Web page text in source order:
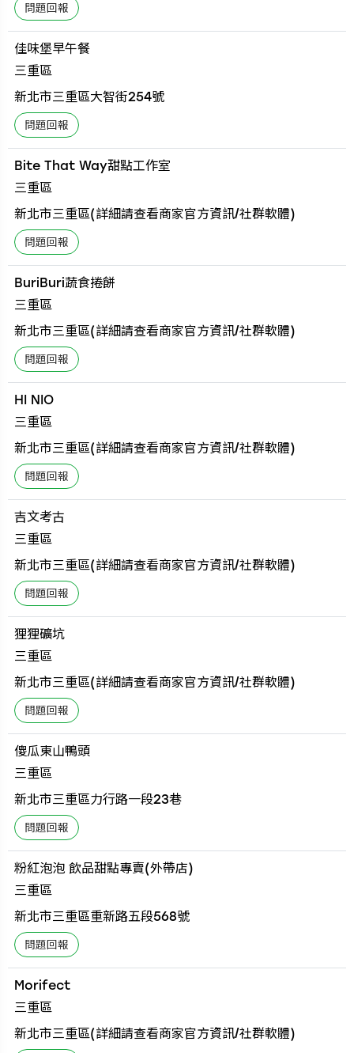
佳味堡早午餐
三重區
新北市三重區大智街254號
Bite That Way甜點工作室
三重區
新北市三重區(詳細請查看商家官方資訊/社群軟體)
BuriBuri蔬食捲餅
三重區
新北市三重區(詳細請查看商家官方資訊/社群軟體)
HI NIO
三重區
新北市三重區(詳細請查看商家官方資訊/社群軟體)
吉文考古
三重區
新北市三重區(詳細請查看商家官方資訊/社群軟體)
狸狸礦坑
三重區
新北市三重區(詳細請查看商家官方資訊/社群軟體)
傻瓜東山鴨頭
三重區
新北市三重區力行路一段23巷
粉紅泡泡 飲品甜點專賣(外帶店)
三重區
新北市三重區重新路五段568號
Morifect
三重區
新北市三重區(詳細請查看商家官方資訊/社群軟體)